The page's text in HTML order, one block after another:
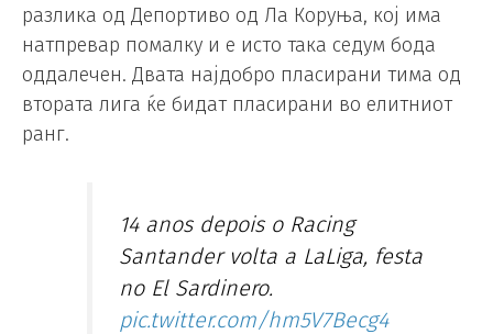
разлика од Депортиво од Ла Коруња, кој има
натпревар помалку и е исто така седум бода
оддалечен. Двата најдобро пласирани тима од
втората лига ќе бидат пласирани во елитниот
ранг.
14 anos depois o Racing
Santander volta a LaLiga, festa
no El Sardinero.
pic.twitter.com/hm5V7Becg4